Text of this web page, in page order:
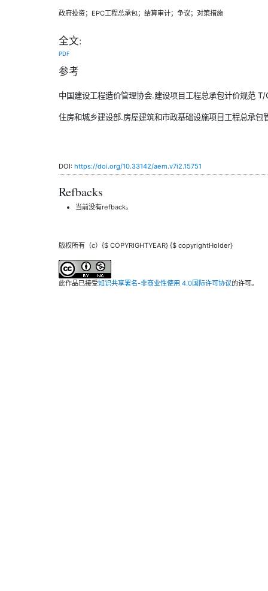
政府投资；EPC工程总承包；结算审计；争议；对策措施
全文:
PDF
参考
中国建设工程造价管理协会.建设项目工程总承包计价规范
住房和城乡建设部.房屋建筑和市政基础设施项目工程总承
DOI: https://doi.org/10.33142/aem.v7i2.15751
Refbacks
当前没有refback。
版权所有（c）{$ COPYRIGHTYEAR} {$ copyrightHolder}
此作品已接受知识共享署名-非商业性使用 4.0国际许可协议的许可。